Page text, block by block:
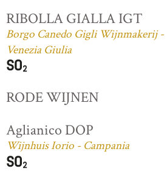
RIBOLLA GIALLA IGT
Borgo Canedo Gigli Wijnmakerij -
Venezia Giulia
RODE WIJNEN
Aglianico DOP
Wijnhuis Iorio - Campania